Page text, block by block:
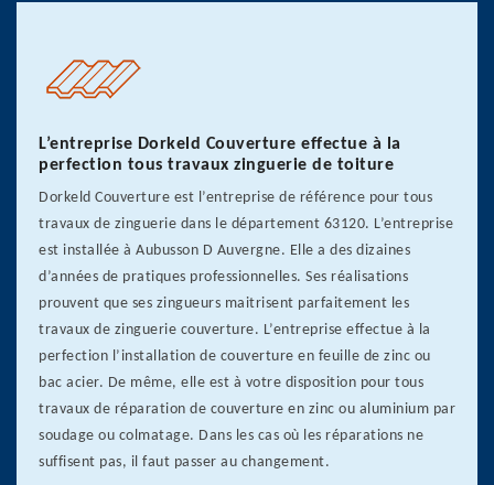
L’entreprise Dorkeld Couverture effectue à la
perfection tous travaux zinguerie de toiture
Dorkeld Couverture est l’entreprise de référence pour tous
travaux de zinguerie dans le département 63120. L’entreprise
est installée à Aubusson D Auvergne. Elle a des dizaines
d’années de pratiques professionnelles. Ses réalisations
prouvent que ses zingueurs maitrisent parfaitement les
travaux de zinguerie couverture. L’entreprise effectue à la
perfection l’installation de couverture en feuille de zinc ou
bac acier. De même, elle est à votre disposition pour tous
travaux de réparation de couverture en zinc ou aluminium par
soudage ou colmatage. Dans les cas où les réparations ne
suffisent pas, il faut passer au changement.